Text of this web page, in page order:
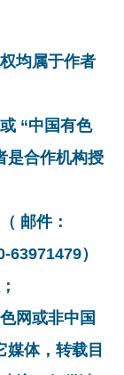
均属于作者
“中国有色
是合作机构授
邮件：
）
网或非中国
体，转载目